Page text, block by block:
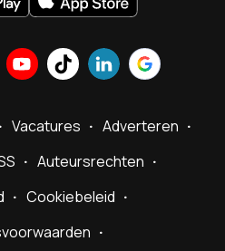
Vacatures
Adverteren
Auteursrechten
Cookiebeleid